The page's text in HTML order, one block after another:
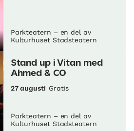
Parkteatern – en del av
Kulturhuset Stadsteatern
Stand up i Vitan med
Ahmed & CO
27 augusti Gratis
Parkteatern – en del av
Kulturhuset Stadsteatern